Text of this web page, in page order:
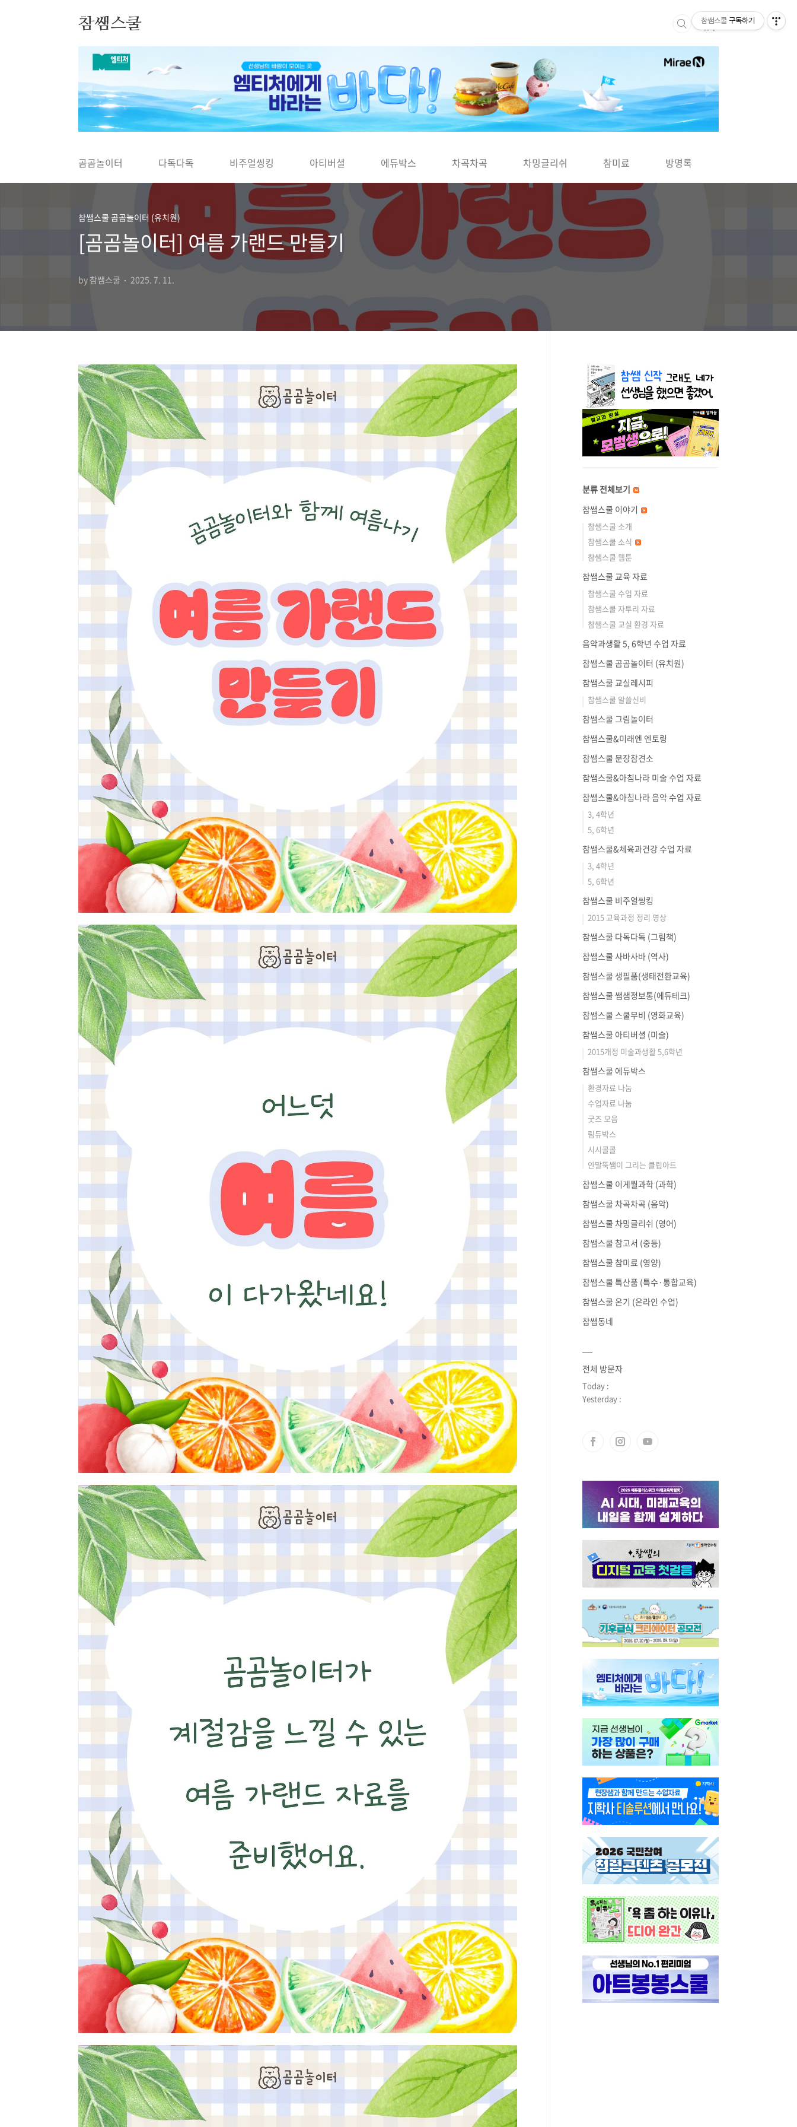
참쌤스쿨
◀ ▶
곰곰놀이터 다독다독 비주얼씽킹 아티버셜 에듀박스 차곡차곡 차밍글리쉬 참미료 방명록
참쌤스쿨 곰곰놀이터 (유치원)
[곰곰놀이터] 여름 가랜드 만들기
by 참쌤스쿨 2025. 7. 11.
분류 전체보기
참쌤스쿨 이야기
참쌤스쿨 소개
참쌤스쿨 소식
참쌤스쿨 웹툰
참쌤스쿨 교육 자료
참쌤스쿨 수업 자료
참쌤스쿨 자투리 자료
참쌤스쿨 교실 환경 자료
음악과생활 5, 6학년 수업 자료
참쌤스쿨 곰곰놀이터 (유치원)
참쌤스쿨 교실레시피
참쌤스쿨 알쓸신비
참쌤스쿨 그림놀이터
참쌤스쿨&미래엔 엔토링
참쌤스쿨 문장참견소
참쌤스쿨&아침나라 미술 수업 자료
참쌤스쿨&아침나라 음악 수업 자료
3, 4학년
5, 6학년
참쌤스쿨&체육과건강 수업 자료
3, 4학년
5, 6학년
참쌤스쿨 비주얼씽킹
2015 교육과정 정리 영상
참쌤스쿨 다독다독 (그림책)
참쌤스쿨 사바사바 (역사)
참쌤스쿨 생필품(생태전환교육)
참쌤스쿨 쌤샘정보통(에듀테크)
참쌤스쿨 스쿨무비 (영화교육)
참쌤스쿨 아티버셜 (미술)
2015개정 미술과생활 5,6학년
참쌤스쿨 에듀박스
환경자료 나눔
수업자료 나눔
굿즈 모음
림듀박스
시시콜콜
안말뚝쌤이 그리는 클립아트
참쌤스쿨 이게뭘과학 (과학)
참쌤스쿨 차곡차곡 (음악)
참쌤스쿨 차밍글리쉬 (영어)
참쌤스쿨 참고서 (중등)
참쌤스쿨 참미료 (영양)
참쌤스쿨 특산품 (특수·통합교육)
참쌤스쿨 온기 (온라인 수업)
참쌤동네
전체 방문자
Today :
Yesterday :
참쌤스쿨 구독하기